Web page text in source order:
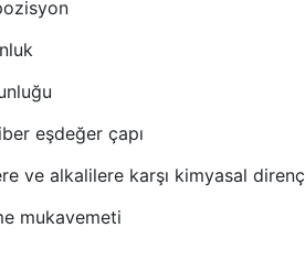
eşdeğer çapı
ve alkalilere karşı kimyasal direnç
mukavemeti